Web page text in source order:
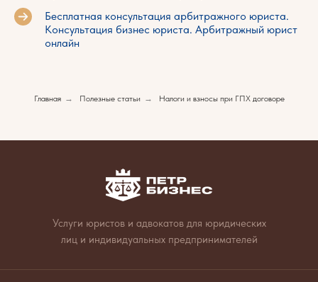
Бесплатная консультация арбитражного юриста.
Консультация бизнес юриста. Арбитражный юрист
онлайн
Главная → Полезные статьи → Налоги и взносы при ГПХ договоре
Услуги юристов и адвокатов для юридических
лиц и индивидуальных предпринимателей